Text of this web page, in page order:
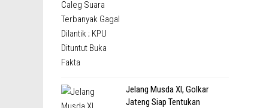
Jelang Musda XI, Golkar
Jateng Siap Tentukan